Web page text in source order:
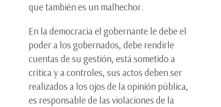
que también es un malhechor.
En la democracia el gobernante le debe el
poder a los gobernados, debe rendirle
cuentas de su gestión, está sometido a
crítica y a controles, sus actos deben ser
realizados a los ojos de la opinión pública,
es responsable de las violaciones de la